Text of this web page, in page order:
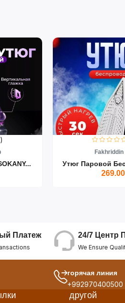
Fakhriddin
Утюг Паровой
Платеж 24/7 Центр
We Ensure
горячая линия
+992970400500
другой